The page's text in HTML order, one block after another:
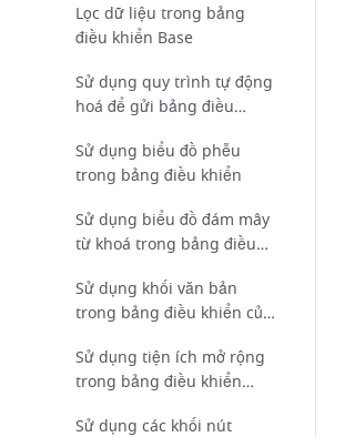
Lọc dữ liệu trong bảng
điều khiển Base
Sử dụng quy trình tự động
hoá để gửi bảng điều
Sử dụng biểu đồ phễu
trong bảng điều khiển
Sử dụng biểu đồ đám mây
từ khoá trong bảng điều
Sử dụng khối văn bản
trong bảng điều khiển của
Sử dụng tiện ích mở rộng
trong bảng điều khiển
Sử dụng các khối nút